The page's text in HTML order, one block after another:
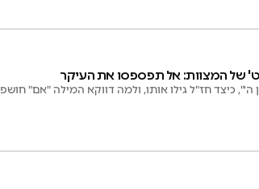
של המצוות: אל תפספסו את העיקר
ה'", כיצד חז"ל גילו אותו, ולמה דווקא המילה "אם"